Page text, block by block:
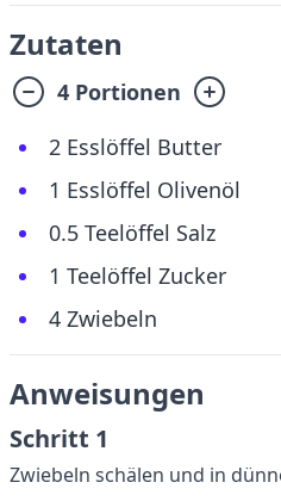
Zutaten
4 Portionen
2 Esslöffel Butter
1 Esslöffel Olivenöl
0.5 Teelöffel Salz
1 Teelöffel Zucker
4 Zwiebeln
Anweisungen
Schritt 1
Zwiebeln schälen und in